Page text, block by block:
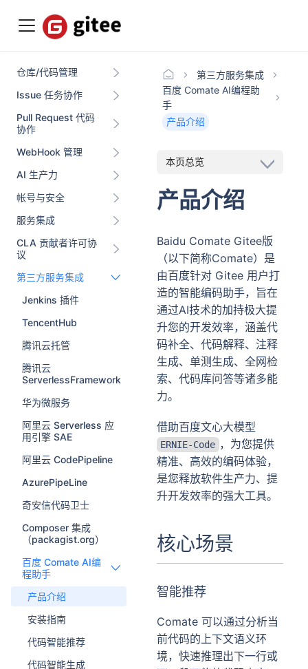
仓库/代码管理
Issue 任务协作
Pull Request 代码
协作
WebHook 管理
AI 生产力
帐号与安全
服务集成
CLA 贡献者许可协
议
第三方服务集成
Jenkins 插件
TencentHub
腾讯云托管
腾讯云
ServerlessFramework
华为微服务
阿里云 Serverless 应
用引擎 SAE
阿里云 CodePipeline
AzurePipeLine
奇安信代码卫士
Composer 集成
（packagist.org）
百度 Comate AI编
程助手
产品介绍
安装指南
代码智能推荐
代码智能生成
第三方服务集成
百度 Comate AI编程助
手
产品介绍
本页总览
产品介绍
Baidu Comate Gitee版
（以下简称Comate）是
由百度针对 Gitee 用户打
造的智能编码助手，旨在
通过AI技术的加持极大提
升您的开发效率，涵盖代
码补全、代码解释、注释
生成、单测生成、全网检
索、代码库问答等诸多能
力。
借助百度文心大模型
ERNIE-Code ，为您提供
精准、高效的编码体验，
是您释放软件生产力、提
升开发效率的强大工具。
核心场景
智能推荐
Comate 可以通过分析当
前代码的上下文语义环
境，快速推理出下一行或